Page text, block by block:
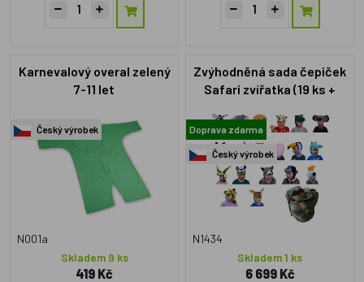
Karnevalový overal zelený
7-11 let
Český výrobek
N001a
Skladem 9 ks
419 Kč
Zvýhodněná sada čepiček
Safari zvířatka (19 ks +
Doprava zdarma
Český výrobek
N1434
Skladem 1 ks
6 699 Kč